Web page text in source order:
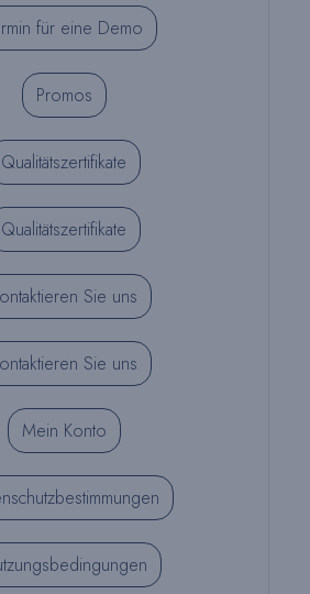
für eine Demo
Promos
Qualitätszertifikate
Qualitätszertifikate
Sie uns
Sie uns
Mein Konto